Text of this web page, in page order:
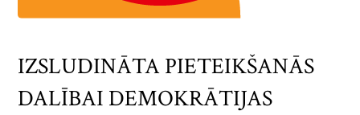
IZSLUDINĀTA PIETEIKŠANĀS
DALĪBAI DEMOKRĀTIJAS